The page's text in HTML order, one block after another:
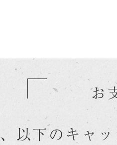
お
以下のキャ